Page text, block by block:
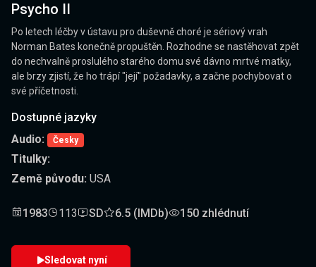
Psycho II
Po letech léčby v ústavu pro duševně choré je sériový vrah
Norman Bates konečně propuštěn. Rozhodne se nastěhovat zpět
do nechvalně proslulého starého domu své dávno mrtvé matky,
ale brzy zjistí, že ho trápí "její" požadavky, a začne pochybovat o
své příčetnosti.
Dostupné jazyky
Audio:
Česky
Titulky:
Země původu: USA
1983 113 SD 6.5 (IMDb) 150 zhlédnutí
Sledovat nyní